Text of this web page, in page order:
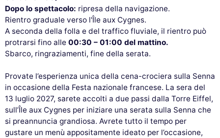
Dopo lo spettacolo: ripresa della navigazione.
Rientro graduale verso l'Île aux Cygnes.
A seconda della folla e del traffico fluviale, il rientro può
protrarsi fino alle 00:30 – 01:00 del mattino.
Sbarco, ringraziamenti, fine della serata.
Provate l’esperienza unica della cena-crociera sulla Senna
in occasione della Festa nazionale francese. La sera del
13 luglio 2027, sarete accolti a due passi dalla Torre Eiffel,
sull’Île aux Cygnes per iniziare una serata sulla Senna che
si preannuncia grandiosa. Avrete tutto il tempo per
gustare un menù appositamente ideato per l’occasione,